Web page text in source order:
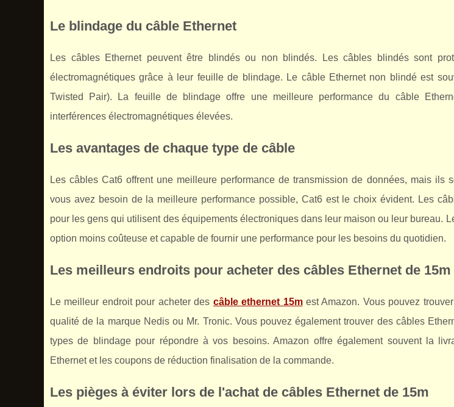
Le blindage du câble Ethernet
Les câbles Ethernet peuvent être blindés ou non blindés. Les câbles blindés sont
électromagnétiques grâce à leur feuille de blindage. Le câble Ethernet non blindé est
Twisted Pair). La feuille de blindage offre une meilleure performance du câble
interférences électromagnétiques élevées.
Les avantages de chaque type de câble
Les câbles Cat6 offrent une meilleure performance de transmission de données, mais ils
vous avez besoin de la meilleure performance possible, Cat6 est le choix évident. Les
pour les gens qui utilisent des équipements électroniques dans leur maison ou leur bureau.
option moins coûteuse et capable de fournir une performance pour les besoins du quotidien.
Les meilleurs endroits pour acheter des câbles Ethernet de 15m
Le meilleur endroit pour acheter des câble ethernet 15mest Amazon. Vous pouvez
qualité de la marque Nedis ou Mr. Tronic. Vous pouvez également trouver des câbles
types de blindage pour répondre à vos besoins. Amazon offre également souvent la
Ethernet et les coupons de réduction finalisation de la commande.
Les pièges à éviter lors de l'achat de câbles Ethernet de 15m